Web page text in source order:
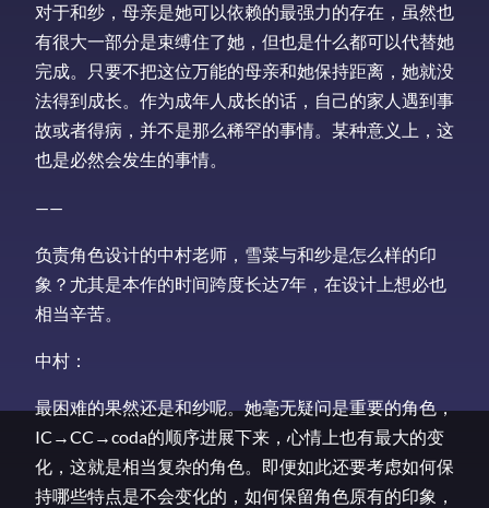
对于和纱，母亲是她可以依赖的最强力的存在，虽然也
有很大一部分是束缚住了她，但也是什么都可以代替她
完成。只要不把这位万能的母亲和她保持距离，她就没
法得到成长。作为成年人成长的话，自己的家人遇到事
故或者得病，并不是那么稀罕的事情。某种意义上，这
也是必然会发生的事情。
——
负责角色设计的中村老师，雪菜与和纱是怎么样的印
象？尤其是本作的时间跨度长达7年，在设计上想必也
相当辛苦。
中村：
最困难的果然还是和纱呢。她毫无疑问是重要的角色，
IC→CC→coda的顺序进展下来，心情上也有最大的变
化，这就是相当复杂的角色。即便如此还要考虑如何保
持哪些特点是不会变化的，如何保留角色原有的印象，